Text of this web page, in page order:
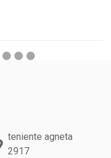
teniente agneta
2917